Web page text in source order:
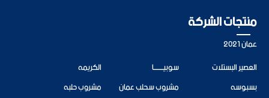
منتجات الشركة
عمان 2021
العصير البستلات
سوبيــــــــا
الكريمه
بسبوسه
مشروب سحلب عمان
مشروب حلبه